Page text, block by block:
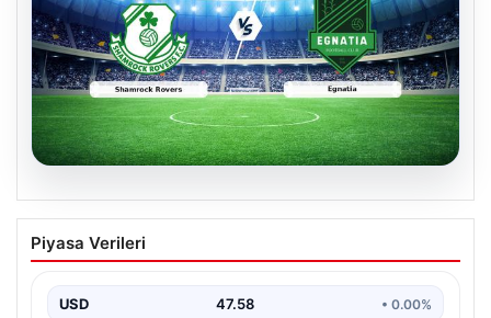
05.08.2026
Shamrock Rovers ile Egnatia
Karşılaşmasının Detaylı Özeti ve Kritik
İrlanda temsilcisi Shamrock Rovers, Avrupa kupaları
Piyasa Verileri
USD 47.58 • 0.00%